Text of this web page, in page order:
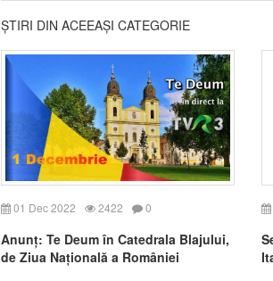
ȘTIRI DIN ACEEAȘI CATEGORIE
01 Dec 2022 2422 0
Anunț: Te Deum în Catedrala Blajului,
de Ziua Națională a României